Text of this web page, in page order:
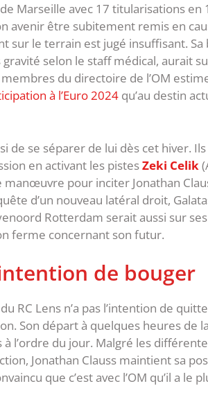
Marseille avec 17 titularisations en
avenir être subitement remis en
sur le terrain est jugé insuffisant. Sa
selon le staff médical, aurait
du directoire de l’OM
à l’Euro 2024 qu’au destin
de se séparer de lui dès cet hiver.
en activant les pistesZeki Celik
manœuvre pour inciter Jonathan
d’un nouveau latéral droit,
Rotterdam serait aussi sur
ferme concernant son futur.
de bouger
RC Lens n’a pas l’intention de
Son départ à quelques heures de la
l’ordre du jour. Malgré les
Jonathan Clauss maintient sa
que c’est avec l’OM qu’il a le